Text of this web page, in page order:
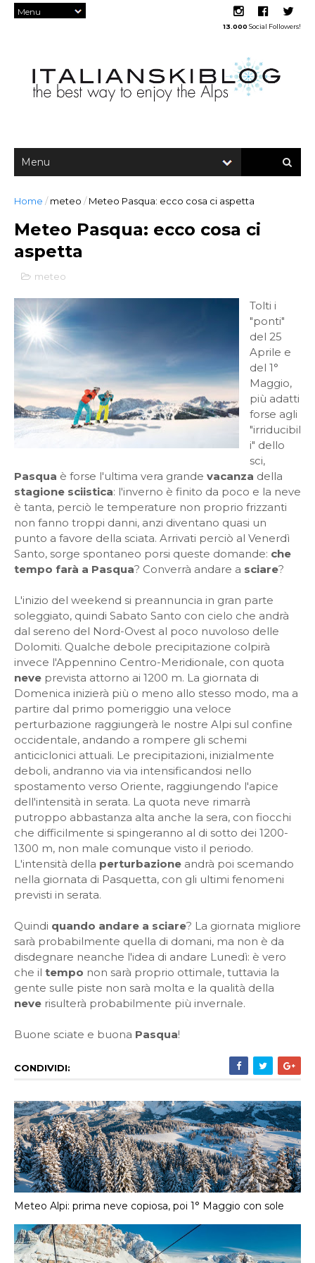
13.000 Social Followers!
Home / meteo / Meteo Pasqua: ecco cosa ci aspetta
Meteo Pasqua: ecco cosa ci
aspetta
meteo
Tolti i
"ponti"
del 25
Aprile e
del 1°
Maggio,
più adatti
forse agli
"irriducibil
i" dello
sci,
Pasqua è forse l'ultima vera grande vacanza della
stagione sciistica: l'inverno è finito da poco e la neve
è tanta, perciò le temperature non proprio frizzanti
non fanno troppi danni, anzi diventano quasi un
punto a favore della sciata. Arrivati perciò al Venerdì
Santo, sorge spontaneo porsi queste domande: che
tempo farà a Pasqua? Converrà andare a sciare?
L'inizio del weekend si preannuncia in gran parte
soleggiato, quindi Sabato Santo con cielo che andrà
dal sereno del Nord-Ovest al poco nuvoloso delle
Dolomiti. Qualche debole precipitazione colpirà
invece l'Appennino Centro-Meridionale, con quota
neve prevista attorno ai 1200 m. La giornata di
Domenica inizierà più o meno allo stesso modo, ma a
partire dal primo pomeriggio una veloce
perturbazione raggiungerà le nostre Alpi sul confine
occidentale, andando a rompere gli schemi
anticiclonici attuali. Le precipitazioni, inizialmente
deboli, andranno via via intensificandosi nello
spostamento verso Oriente, raggiungendo l'apice
dell'intensità in serata. La quota neve rimarrà
putroppo abbastanza alta anche la sera, con fiocchi
che difficilmente si spingeranno al di sotto dei 1200-
1300 m, non male comunque visto il periodo.
L'intensità della perturbazione andrà poi scemando
nella giornata di Pasquetta, con gli ultimi fenomeni
previsti in serata.
Quindi quando andare a sciare? La giornata migliore
sarà probabilmente quella di domani, ma non è da
disdegnare neanche l'idea di andare Lunedì: è vero
che il tempo non sarà proprio ottimale, tuttavia la
gente sulle piste non sarà molta e la qualità della
neve risulterà probabilmente più invernale.
Buone sciate e buona Pasqua!
CONDIVIDI:
Meteo Alpi: prima neve copiosa, poi 1° Maggio con sole